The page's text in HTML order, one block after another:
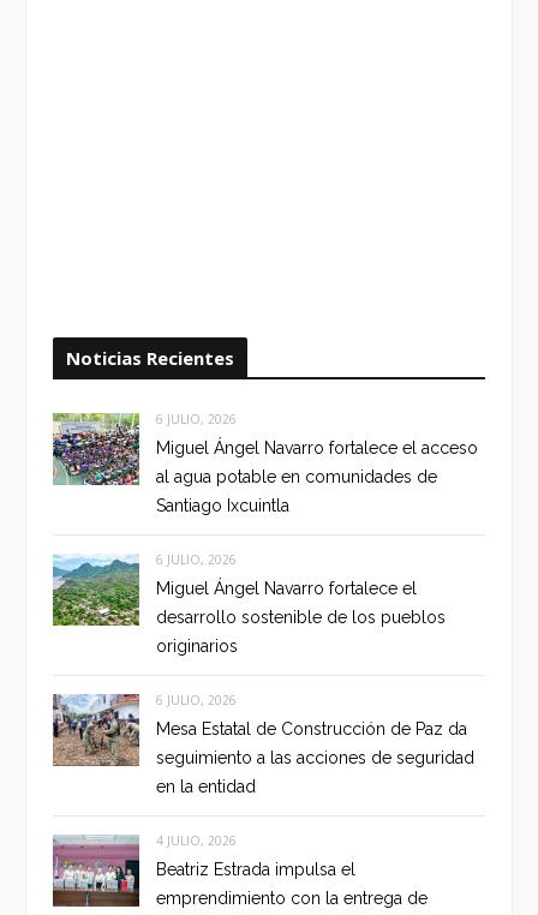
Noticias Recientes
6 JULIO, 2026
Miguel Ángel Navarro fortalece el acceso
al agua potable en comunidades de
Santiago Ixcuintla
6 JULIO, 2026
Miguel Ángel Navarro fortalece el
desarrollo sostenible de los pueblos
originarios
6 JULIO, 2026
Mesa Estatal de Construcción de Paz da
seguimiento a las acciones de seguridad
en la entidad
4 JULIO, 2026
Beatriz Estrada impulsa el
emprendimiento con la entrega de